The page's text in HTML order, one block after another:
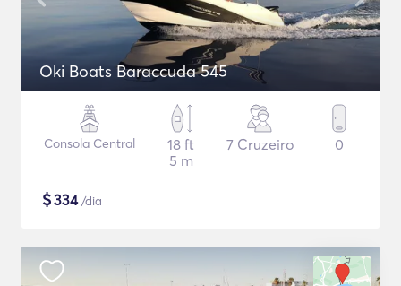
Oki Boats Baraccuda 545
Consola Central
18 ft
5 m
7 Cruzeiro 0
$334/dia